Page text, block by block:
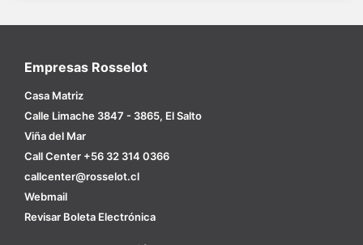
Empresas Rosselot
Casa Matriz
Calle Limache 3847 - 3865, El Salto
Viña del Mar
Call Center +56 32 314 0366
callcenter@rosselot.cl
Webmail
Revisar Boleta Electrónica